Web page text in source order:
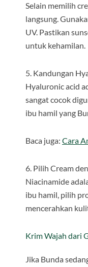
Selain memilih
langsung.
UV. Pastikan
untuk kehamilan.
5. Kandungan
Hyaluronic acid
sangat cocok
ibu hamil yang
Baca juga: Cara
6. Pilih Cream
Niacinamide
ibu hamil, pilih
mencerahkan
Krim Wajah dari
Jika Bunda